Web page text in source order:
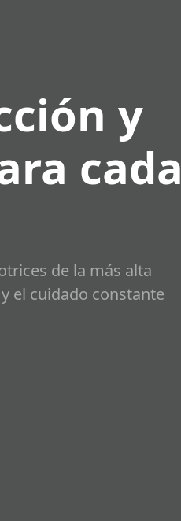
y
cada
de la más alta
el cuidado constante